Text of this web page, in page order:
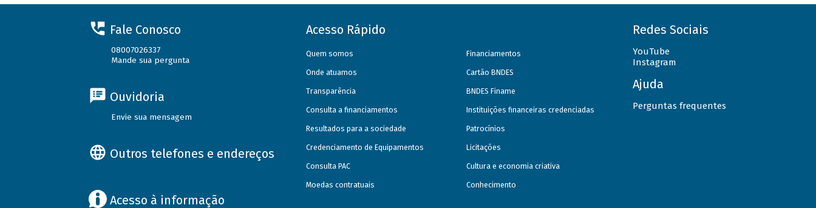
Fale Conosco
08007026337
Mande sua pergunta
Ouvidoria
Envie sua mensagem
Outros telefones e endereços
Acesso à informação
Acesso Rápido
Quem somos
Onde atuamos
Transparência
Consulta a financiamentos
Resultados para a sociedade
Credenciamento de Equipamentos
Consulta PAC
Moedas contratuais
Financiamentos
Cartão BNDES
BNDES Finame
Instituições financeiras credenciadas
Patrocínios
Licitações
Cultura e economia criativa
Conhecimento
Redes Sociais
YouTube
Instagram
Ajuda
Perguntas frequentes